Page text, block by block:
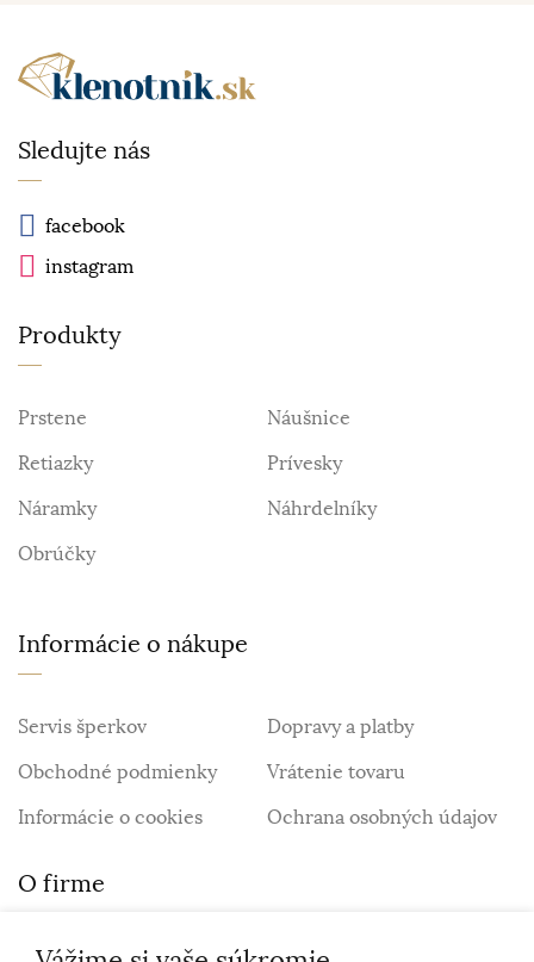
Sledujte nás
facebook
instagram
Produkty
Prstene
Náušnice
Retiazky
Prívesky
Náramky
Náhrdelníky
Obrúčky
Informácie o nákupe
Servis šperkov
Dopravy a platby
Obchodné podmienky
Vrátenie tovaru
Informácie o cookies
Ochrana osobných údajov
O firme